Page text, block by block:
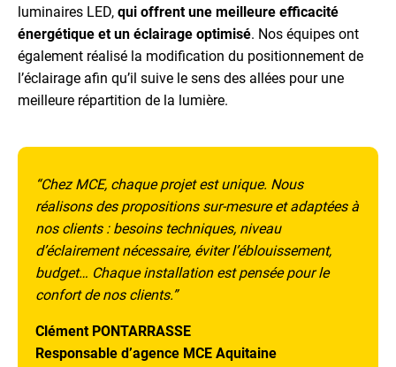
luminaires LED, qui offrent une meilleure efficacité
énergétique et un éclairage optimisé. Nos équipes ont
également réalisé la modification du positionnement de
l’éclairage afin qu’il suive le sens des allées pour une
meilleure répartition de la lumière.
“Chez MCE, chaque projet est unique. Nous
réalisons des propositions sur-mesure et adaptées à
nos clients : besoins techniques, niveau
d’éclairement nécessaire, éviter l’éblouissement,
budget… Chaque installation est pensée pour le
confort de nos clients.”
Clément PONTARRASSE
Responsable d’agence MCE Aquitaine